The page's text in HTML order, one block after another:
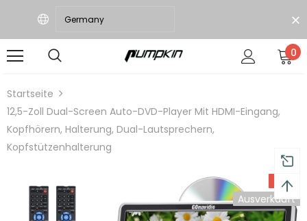
0
Startseite
12,5-Zoll Dual-Screen Auto-DVD-Player Mit HDMI-Eingang,
Kopfhörern, Halterung, Dual-Lautsprechern,
Kopfstützenhalterung
-18%
Ausverkauft
30 Tage Rückgabe und 18 Monate